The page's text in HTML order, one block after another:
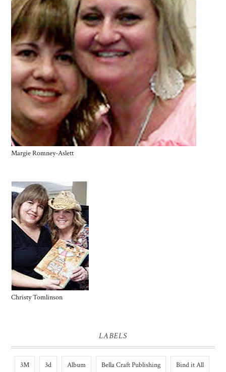
Margie Romney-Aslett
Christy Tomlinson
LABELS
3M 3d Album Bella Craft Publishing Bind it All